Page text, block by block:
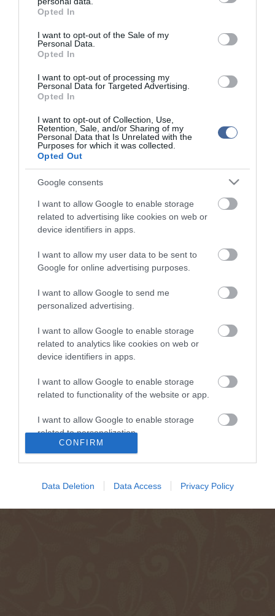
grant or deny consent to Google and its third-party tags to
use your data for below specified purposes in below Google
consent section.
Opted In
I want to opt-out of the Sale of my
Personal Data.
Opted In
I want to opt-out of processing my
Personal Data for Targeted Advertising.
Opted In
I want to opt-out of Collection, Use,
Retention, Sale, and/or Sharing of my
Personal Data that Is Unrelated with the
Purposes for which it was collected.
Opted Out
Google consents
I want to allow Google to enable storage
related to advertising like cookies on web or
device identifiers in apps.
I want to allow my user data to be sent to
Google for online advertising purposes.
I want to allow Google to send me
personalized advertising.
I want to allow Google to enable storage
related to analytics like cookies on web or
device identifiers in apps.
I want to allow Google to enable storage
related to functionality of the website or app.
I want to allow Google to enable storage
related to personalization.
functionality and fraud prevention, and other
CONFIRM
Data Deletion Data Access Privacy Policy